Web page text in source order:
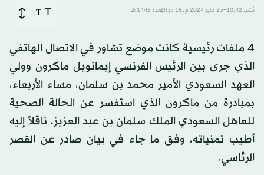
نُشر: 10:42-23 مايو 2024 م ـ 16 ذو القِعدة 1445 هـ T
T
4 ملفات رئيسية كانت موضع تشاور في الاتصال الهاتفي
الذي جرى بين الرئيس الفرنسي إيمانويل ماكرون وولي
العهد السعودي الأمير محمد بن سلمان، مساء الأربعاء،
بمبادرة من ماكرون الذي استفسر عن الحالة الصحية
للعاهل السعودي الملك سلمان بن عبد العزيز، ناقلاً إليه
أطيب تمنياته، وفق ما جاء في بيان صادر عن القصر
الرئاسي.